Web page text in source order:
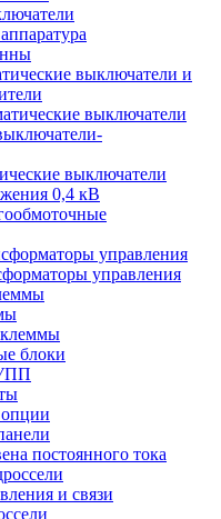
выключатели и
выключатели
выключатели
0,4 кВ
управления
управления
клеммы
блоки
постоянного тока
и связи